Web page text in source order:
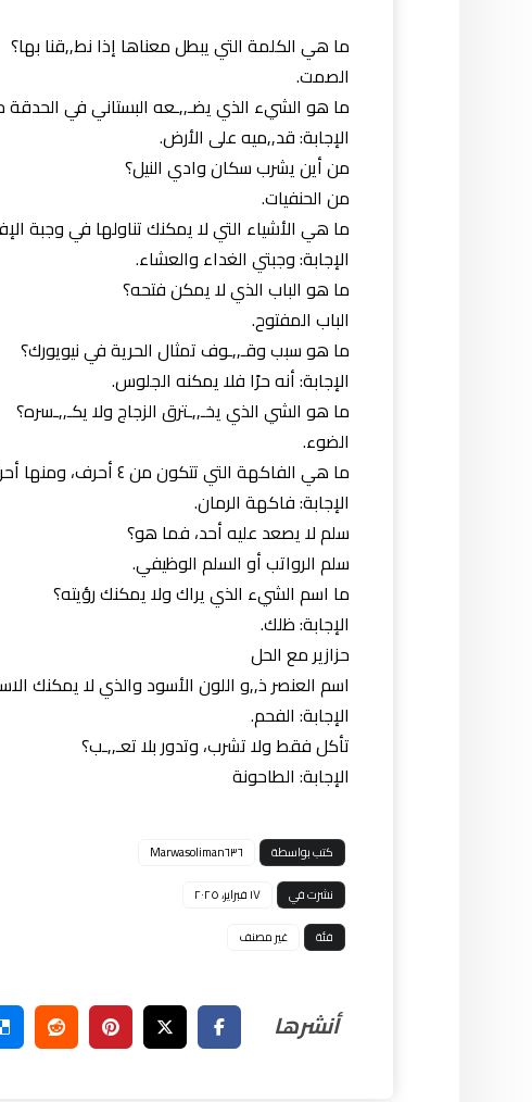
ما هي الكلمة التي يبطل معناها إذا نط,,قنا بها؟
الصمت.
ما هو الشيء الذي يضـ,,ـعه البستاني في الحدقة
الإجابة: قد,,ميه على الأرض.
من أين يشرب سكان وادي النيل؟
من الحنفيات.
ما هي الأشياء التي لا يمكنك تناولها في وجبة
الإجابة: وجبتي الغداء والعشاء.
ما هو الباب الذي لا يمكن فتحه؟
الباب المفتوح.
ما هو سبب وقـ,,ـوف تمثال الحرية في نيويورك؟
الإجابة: أنه حرًا فلا يمكنه الجلوس.
ما هو الشي الذي يخـ,,ـترق الزجاج ولا يكـ,,ـسره؟
الضوء.
ما هي الفاكهة التي تتكون من ٤ أحرف، ومنها أحرف تشير إلى اسم حـ,,ـيوان مفـ,,ـترس؟
الإجابة: فاكهة الرمان.
سلم لا يصعد عليه أحد، فما هو؟
سلم الرواتب أو السلم الوظيفي.
ما اسم الشيء الذي يراك ولا يمكنك رؤيته؟
الإجابة: ظلك.
حزازير مع الحل
اسم العنصر ذ,,و اللون الأسود والذي لا يمكنك
الإجابة: الفحم.
تأكل فقط ولا تشرب، وتدور بلا تعـ,,ـب؟
الإجابة: الطاحونة
كتب بواسطة
Marwasoliman٦٣٦
نشرت في
١٧ فبراير، ٢٠٢٥
فئة
غير مصنف